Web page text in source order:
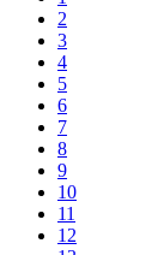
2
3
4
5
6
7
8
9
10
11
12